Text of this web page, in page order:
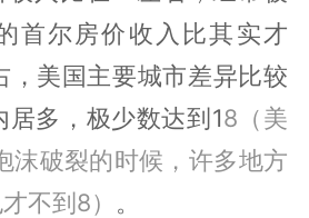
首尔房价收入比其实才
，美国主要城市差异比较
多，极少数达到18（美
沫破裂的时候，许多地方
不到8） 。